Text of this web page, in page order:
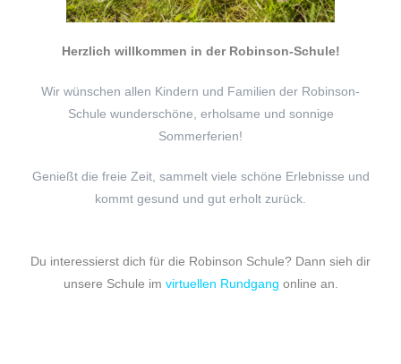
Herzlich willkommen in der Robinson-Schule!
Wir wünschen allen Kindern und Familien der Robinson-
Schule wunderschöne, erholsame und sonnige
Sommerferien!
Genießt die freie Zeit, sammelt viele schöne Erlebnisse und
kommt gesund und gut erholt zurück.
Du interessierst dich für die Robinson Schule? Dann sieh dir
unsere Schule im virtuellen Rundgang online an.